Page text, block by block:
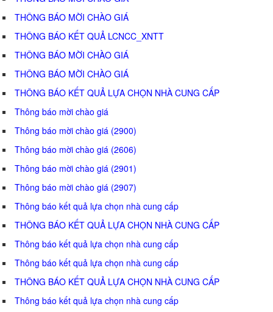
THÔNG BÁO MỜI CHÀO GIÁ
THÔNG BÁO KẾT QUẢ LCNCC_XNTT
THÔNG BÁO MỜI CHÀO GIÁ
THÔNG BÁO MỜI CHÀO GIÁ
THÔNG BÁO KẾT QUẢ LỰA CHỌN NHÀ CUNG CẤP
Thông báo mời chào giá
Thông báo mời chào giá (2900)
Thông báo mời chào giá (2606)
Thông báo mời chào giá (2901)
Thông báo mời chào giá (2907)
Thông báo kết quả lựa chọn nhà cung cấp
THÔNG BÁO KẾT QUẢ LỰA CHỌN NHÀ CUNG CẤP
Thông báo kết quả lựa chọn nhà cung cấp
Thông báo kết quả lựa chọn nhà cung cấp
THÔNG BÁO KẾT QUẢ LỰA CHỌN NHÀ CUNG CẤP
Thông báo kết quả lựa chọn nhà cung cấp